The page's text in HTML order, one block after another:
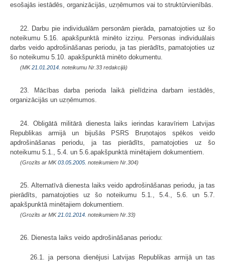
esošajās iestādēs, organizācijās, uzņēmumos vai to struktūrvienībās.
22. Darbu pie individuālām personām pierāda, pamatojoties uz šo
noteikumu 5.16. apakšpunktā minēto izziņu. Personas individuālais
darbs veido apdrošināšanas periodu, ja tas pierādīts, pamatojoties uz
šo noteikumu 5.10. apakšpunktā minēto dokumentu.
(MK21.01.2014. noteikumu Nr.33 redakcijā)
23. Mācības darba perioda laikā pielīdzina darbam iestādēs,
organizācijās un uzņēmumos.
24. Obligātā militārā dienesta laiks ierindas karavīriem Latvijas
Republikas armijā un bijušās PSRS Bruņotajos spēkos veido
apdrošināšanas periodu, ja tas pierādīts, pamatojoties uz šo
noteikumu 5.1., 5.4. un 5.6.apakšpunktā minētajiem dokumentiem.
(Grozīts ar MK03.05.2005. noteikumiem Nr.304)
25. Alternatīvā dienesta laiks veido apdrošināšanas periodu, ja tas
pierādīts, pamatojoties uz šo noteikumu 5.1., 5.4., 5.6. un 5.7.
apakšpunktā minētajiem dokumentiem.
(Grozīts ar MK21.01.2014. noteikumiem Nr.33)
26. Dienesta laiks veido apdrošināšanas periodu:
26.1. ja persona dienējusi Latvijas Republikas armijā un tas